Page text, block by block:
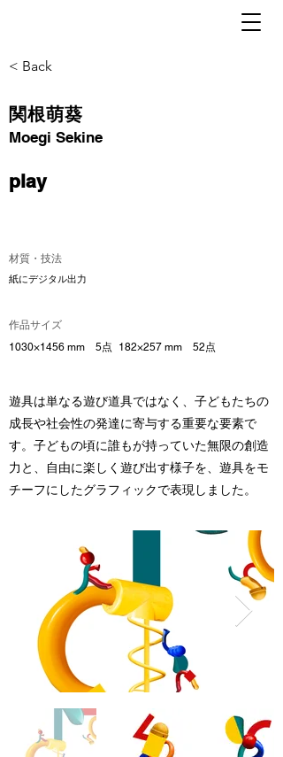
< Back
関根萌葵
Moegi Sekine
play
材質・技法
紙にデジタル出力
作品サイズ
1030×1456 mm 5点 182×257 mm 52点
遊具は単なる遊び道具ではなく、子どもたちの
成長や社会性の発達に寄与する重要な要素で
す。子どもの頃に誰もが持っていた無限の創造
力と、自由に楽しく遊び出す様子を、遊具をモ
チーフにしたグラフィックで表現しました。